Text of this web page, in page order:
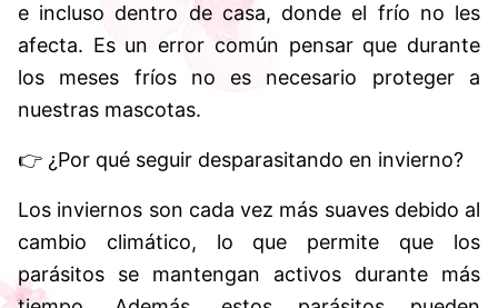
e incluso dentro de casa, donde el frío no les
afecta. Es un error común pensar que durante
los meses fríos no es necesario proteger a
nuestras mascotas.
👉 ¿Por qué seguir desparasitando en invierno?
Los inviernos son cada vez más suaves debido al
cambio climático, lo que permite que los
parásitos se mantengan activos durante más